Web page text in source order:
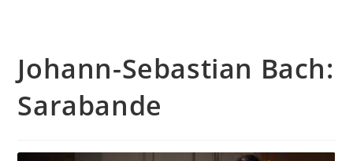
Johann-Sebastian Bach:
Sarabande